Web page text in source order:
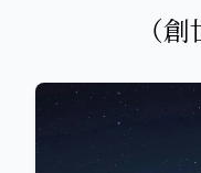
（